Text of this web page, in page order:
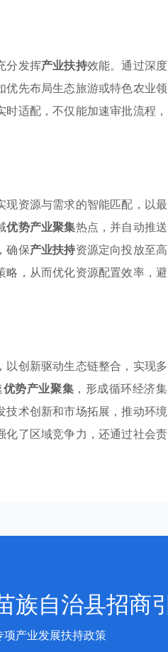
分发挥产业扶持效能。通过深度
优先布局生态旅游或特色农业领
适配，不仅能加速审批流程，
资源与需求的智能匹配，以最
优势产业聚集热点，并自动推送
确保产业扶持资源定向投放至高
，从而优化资源配置效率，避
以创新驱动生态链整合，实现多
优势产业聚集 ，形成循环经济集
技术创新和市场拓展，推动环境
化了区域竞争力，还通过社会责
族自治县招商
产业发展扶持政策